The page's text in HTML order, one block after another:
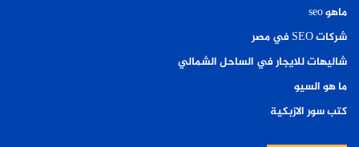
ماهو seo
شركات SEO في مصر
شاليهات للايجار في الساحل الشمالي
ما هو السيو
كتب سور الازبكية